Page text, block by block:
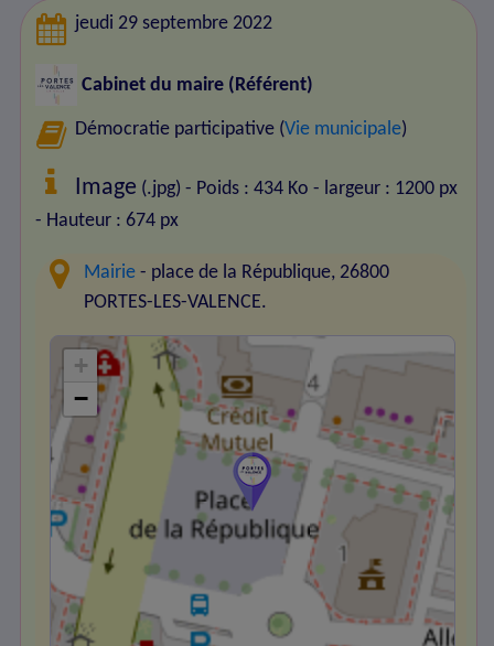
jeudi 29 septembre 2022
Cabinet du maire (Référent)
Démocratie participative (Vie municipale)
Image (.jpg) - Poids : 434 Ko - largeur : 1200 px
- Hauteur : 674 px
Mairie - place de la République, 26800
PORTES-LES-VALENCE.
+
−